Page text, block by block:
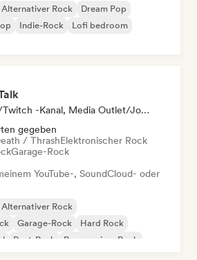
Alternativer Rock
Dream Pop
Indie-Rock
Lofi bedroom
YouTube/Twitch -Kanal, Media Outlet/Journalist
gegeben
/ ThrashElektronischer Rock
Garage-Rock
YouTube-, SoundCloud- oder
Alternativer Rock
Garage-Rock
Hard Rock
Post-Punk Progressiver Rock